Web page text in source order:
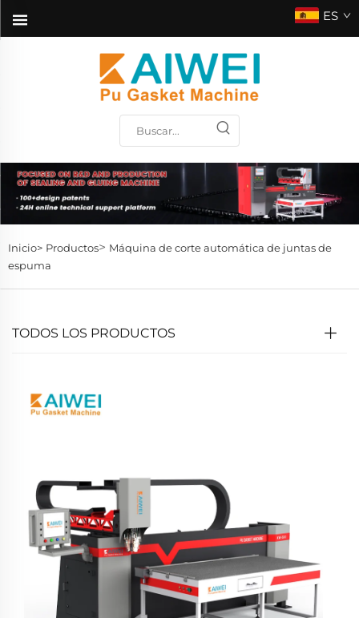
ES
Inicio> Productos> Máquina de corte automática de juntas de
espuma
TODOS LOS PRODUCTOS